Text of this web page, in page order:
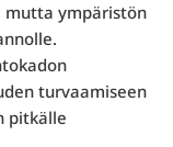
mutta ympäristön
turvaamiseen
pitkälle